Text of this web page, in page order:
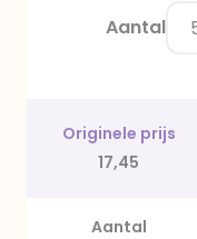
Aantal
Originele prijs
17,45
Aantal